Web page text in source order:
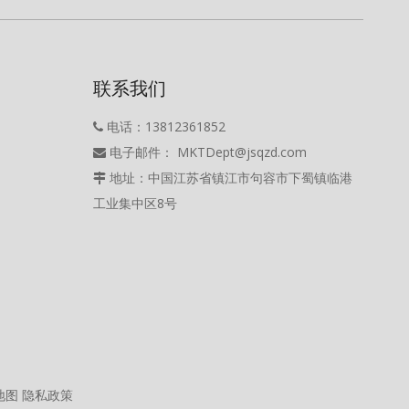
联系我们
电话：13812361852
电子邮件： MKTDept@jsqzd.com
地址：中国江苏省镇江市句容市下蜀镇临港
工业集中区8号
图 隐私政策